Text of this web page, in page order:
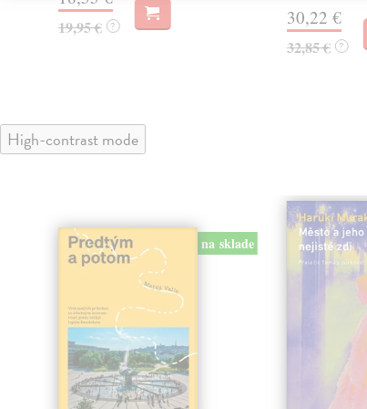
19,95 € ? 30,22 €
32,85 € ?
High-contrast mode
na sklade